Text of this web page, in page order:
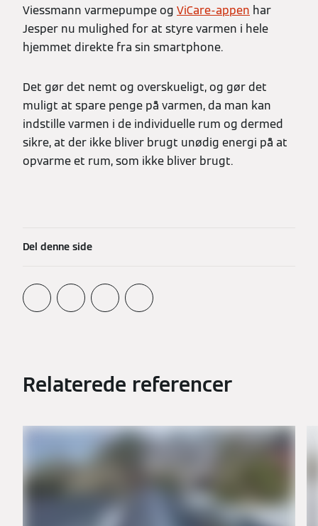
Viessmann varmepumpe og ViCare-appen har
Jesper nu mulighed for at styre varmen i hele
hjemmet direkte fra sin smartphone.
Det gør det nemt og overskueligt, og gør det
muligt at spare penge på varmen, da man kan
indstille varmen i de individuelle rum og dermed
sikre, at der ikke bliver brugt unødig energi på at
opvarme et rum, som ikke bliver brugt.
Del denne side
Relaterede referencer